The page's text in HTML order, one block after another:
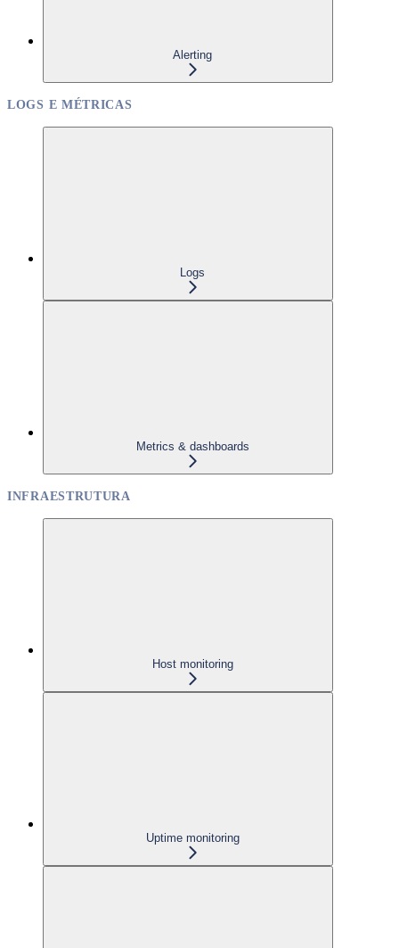
Alerting
LOGS E MÉTRICAS
Logs
Metrics & dashboards
INFRAESTRUTURA
Host monitoring
Uptime monitoring